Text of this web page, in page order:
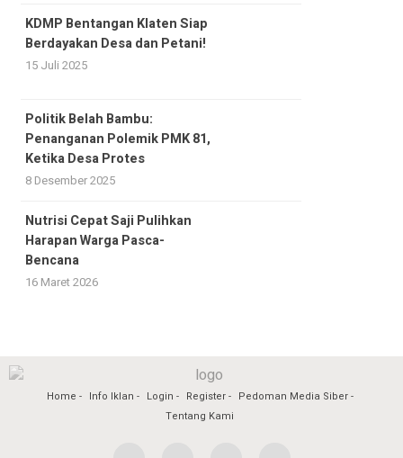
KDMP Bentangan Klaten Siap
Berdayakan Desa dan Petani!
15 Juli 2025
Politik Belah Bambu:
Penanganan Polemik PMK 81,
Ketika Desa Protes
8 Desember 2025
Nutrisi Cepat Saji Pulihkan
Harapan Warga Pasca-
Bencana
16 Maret 2026
Home Info Iklan Login Register
Pedoman Media Siber
Tentang Kami